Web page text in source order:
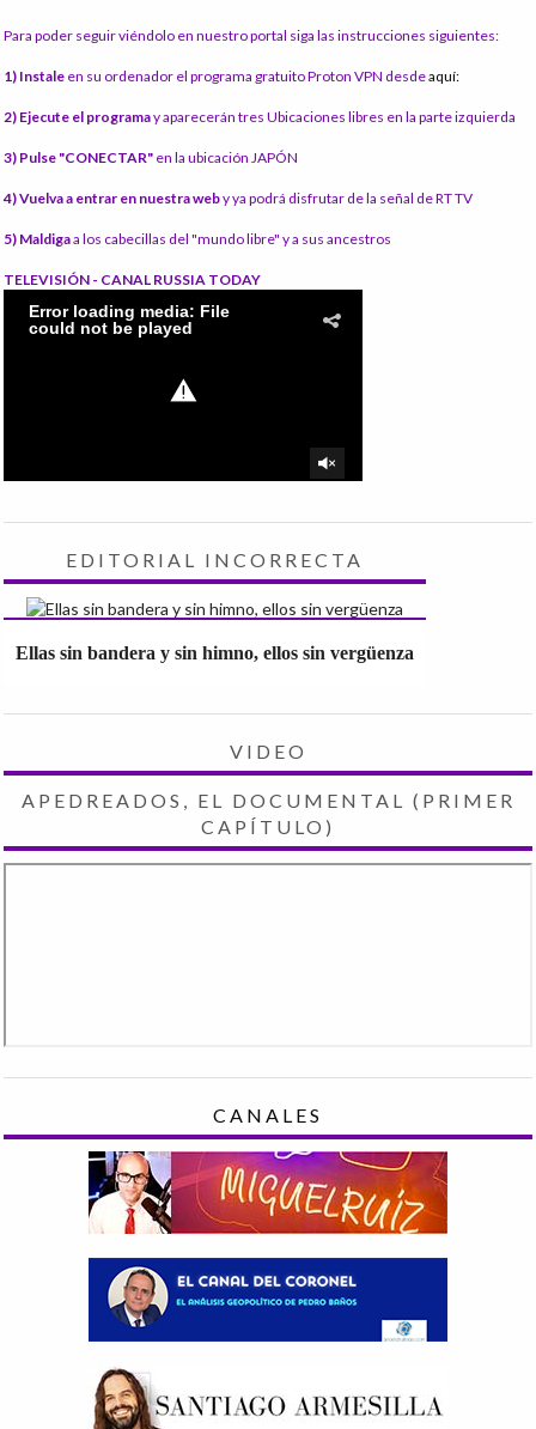
Para poder seguir viéndolo en nuestro portal siga las instrucciones siguientes:
1) Instale en su ordenador el programa gratuito Proton VPN desdeaquí:
2) Ejecute el programay aparecerán tres Ubicaciones libres en la parte izquierda
3) Pulse "CONECTAR" en la ubicación JAPÓN
4) Vuelva a entrar en nuestra weby ya podrá disfrutar de la señal de RT TV
5) Maldigaa los cabecillas del "mundo libre" y a sus ancestros
TELEVISIÓN - CANAL RUSSIA TODAY
EDITORIAL INCORRECTA
Ellas sin bandera y sin himno, ellos sin vergüenza
VIDEO
APEDREADOS, EL DOCUMENTAL (PRIMER
CAPÍTULO)
CANALES